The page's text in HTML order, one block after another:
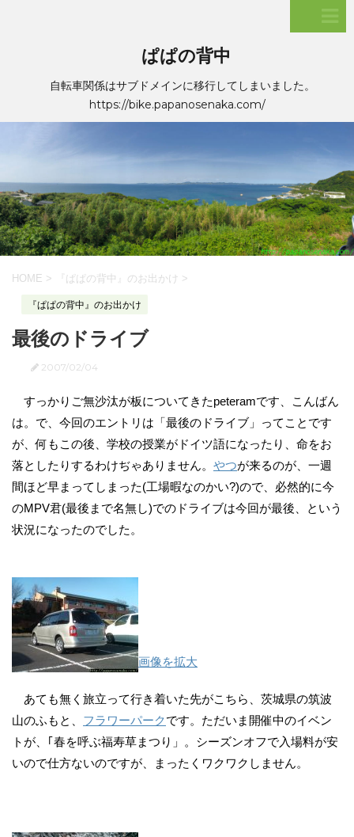
ぱぱの背中
自転車関係はサブドメインに移行してしまいました。
https://bike.papanosenaka.com/
HOME > 『ぱぱの背中』のお出かけ >
『ぱぱの背中』のお出かけ
最後のドライブ
2007/02/04
すっかりご無沙汰が板についてきたpeteramです、こんばん
は。で、今回のエントリは「最後のドライブ」ってことです
が、何もこの後、学校の授業がドイツ語になったり、命をお
落としたりするわけぢゃありません。 やつが来るのが、一週
間ほど早まってしまった(工場暇なのかい?)ので、必然的に今
のMPV君(最後まで名無し)でのドライブは今回が最後、という
状況になったのでした。
画像を拡大
あても無く旅立って行き着いた先がこちら、茨城県の筑波
山のふもと、 フラワーパークです。ただいま開催中のイベン
トが、｢春を呼ぶ福寿草まつり」。シーズンオフで入場料が安
いので仕方ないのですが、まったくワクワクしません。